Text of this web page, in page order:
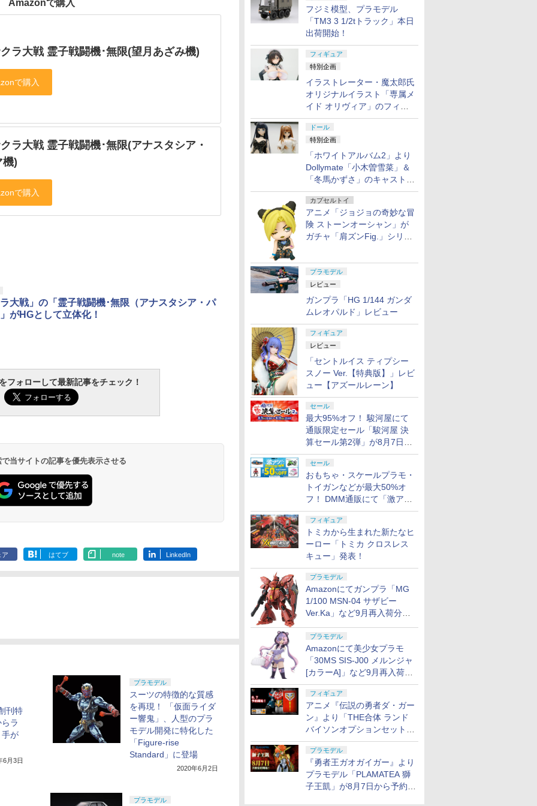
フジミ模型、プラモデル
「TM3 3 1/2tトラック」本日
出荷開始！
フィギュア
特別企画
イラストレーター・魔太郎氏
オリジナルイラスト「専属メ
イド オリヴィア」のフィギ
ュア彩色原型が東京フィギュ
アギャラリーにて展示中
ドール
特別企画
「ホワイトアルバム2」より
Dollymate「小木曽雪菜」＆
「冬馬かずさ」のキャストド
ール実物見本が東京フィギュ
アギャラリーにて展示中
カプセルトイ
アニメ「ジョジョの奇妙な冒
険 ストーンオーシャン」が
ガチャ「肩ズンFig.」シリー
プラモデル
レビュー
ガンプラ「HG 1/144 ガンダ
ムレオパルド」レビュー
フィギュア
レビュー
「セントルイス ティプシー
スノー Ver.【特典版】」レビ
ュー【アズールレーン】
セール
最大95%オフ！ 駿河屋にて
通販限定セール「駿河屋 決
算セール第2弾」が8月7日12
時より開催
セール
おもちゃ・スケールプラモ・
トイガンなどが最大50%オ
フ！ DMM通販にて「激ア
ツ！おもちゃ・ホビー夏セー
ル」が開催
フィギュア
トミカから生まれた新たなヒ
ーロー「トミカ クロスレス
キュー」発表！
プラモデル
Amazonにてガンプラ「MG
1/100 MSN-04 サザビー
Ver.Ka」など9月再入荷分が
プラモデル
Amazonにて美少女プラモ
「30MS SIS-J00 メルンジャ
[カラーA]」など9月再入荷分
が販売再開！
フィギュア
アニメ『伝説の勇者ダ・ガー
ン』より「THE合体 ランド
バイソンオプションセット」
が8月7日から予約受付開始！
プラモデル
『勇者王ガオガイガー』より
プラモデル「PLAMATEA 獅
子王凱」が8月7日から予約受
Amazonで購入
ラ大戦 霊子戦闘機･無限(望月あざみ機)
ラ大戦 霊子戦闘機･無限(アナスタシア・
機)
大戦」の「霊子戦闘機･無限（アナスタシア・パ
がHGとして立体化！
フォローして最新記事をチェック！
当サイトの記事を優先表示させる
ア はてブ note LinkedIn
刊特
ラ
手が
6月3日
プラモデル
スーツの特徴的な質感
を再現！ 「仮面ライダ
ー響鬼」、人型のプラ
モデル開発に特化した
「Figure-rise
Standard」に登場
2020年6月2日
プラモデル